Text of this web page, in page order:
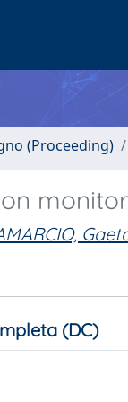
(Proceeding)
(DC)